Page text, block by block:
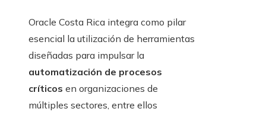
Oracle Costa Rica integra como pilar
esencial la utilización de herramientas
diseñadas para impulsar la
automatización de procesos
críticos en organizaciones de
múltiples sectores, entre ellos